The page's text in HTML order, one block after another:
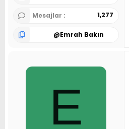
Mesajlar 1,277
@Emrah Bakın
E